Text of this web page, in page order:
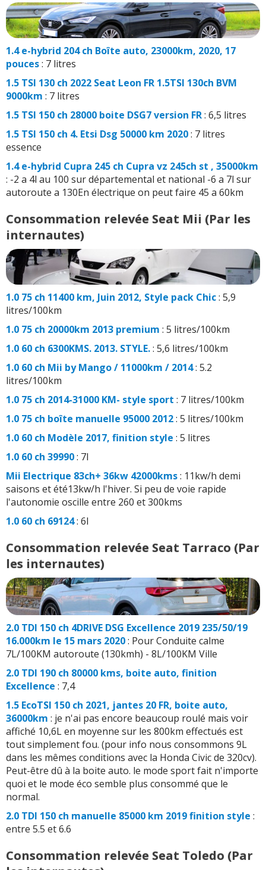
1.4 e-hybrid 204 ch Boîte auto, 23000km, 2020, 17
pouces: 7 litres
1.5 TSI 130 ch 2022 Seat Leon FR 1.5TSI 130ch BVM
9000km : 7 litres
1.5 TSI 150 ch 28000 boite DSG7 version FR: 6,5 litres
1.5 TSI 150 ch 4. Etsi Dsg 50000 km 2020: 7 litres
essence
1.4 e-hybrid Cupra 245 ch Cupra vz 245ch st , 35000km
: -2 a 4l au 100 sur départemental et national -6 a 7l sur
autoroute a 130En électrique on peut faire 45 a 60km
Consommation relevée Seat Mii (Par les
internautes)
1.0 75 ch 11400 km, Juin 2012, Style pack Chic: 5,9
litres/100km
1.0 75 ch 20000km 2013 premium : 5 litres/100km
1.0 60 ch 6300KMS. 2013. STYLE.: 5,6 litres/100km
1.0 60 ch Mii by Mango / 11000km / 2014: 5.2
litres/100km
1.0 75 ch 2014-31000 KM- style sport : 7 litres/100km
1.0 75 ch boîte manuelle 95000 2012: 5 litres/100km
1.0 60 ch Modèle 2017, finition style : 5 litres
1.0 60 ch 39990: 7l
Mii Electrique 83ch+ 36kw 42000kms: 11kw/h demi
saisons et été13kw/h l'hiver. Si peu de voie rapide
l'autonomie oscille entre 260 et 300kms
1.0 60 ch 69124: 6l
Consommation relevée Seat Tarraco (Par
les internautes)
2.0 TDI 150 ch 4DRIVE DSG Excellence 2019 235/50/19
16.000km le 15 mars 2020: Pour Conduite calme
7L/100KM autoroute (130kmh) - 8L/100KM Ville
2.0 TDI 190 ch 80000 kms, boite auto, finition
Excellence : 7,4
1.5 EcoTSI 150 ch 2021, jantes 20 FR, boite auto,
36000km : je n'ai pas encore beaucoup roulé mais voir
affiché 10,6L en moyenne sur les 800km effectués est
tout simplement fou. (pour info nous consommons 9L
dans les mêmes conditions avec la Honda Civic de 320cv).
Peut-être dû à la boite auto. le mode sport fait n'importe
quoi et le mode éco semble plus consommé que le
normal.
2.0 TDI 150 ch manuelle 85000 km 2019 finition style :
entre 5.5 et 6.6
Consommation relevée Seat Toledo (Par